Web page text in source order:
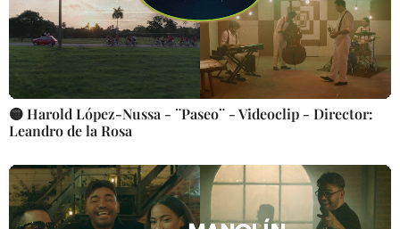
🟡 Harold López-Nussa - ¨Paseo¨ - Videoclip - Director:
Leandro de la Rosa